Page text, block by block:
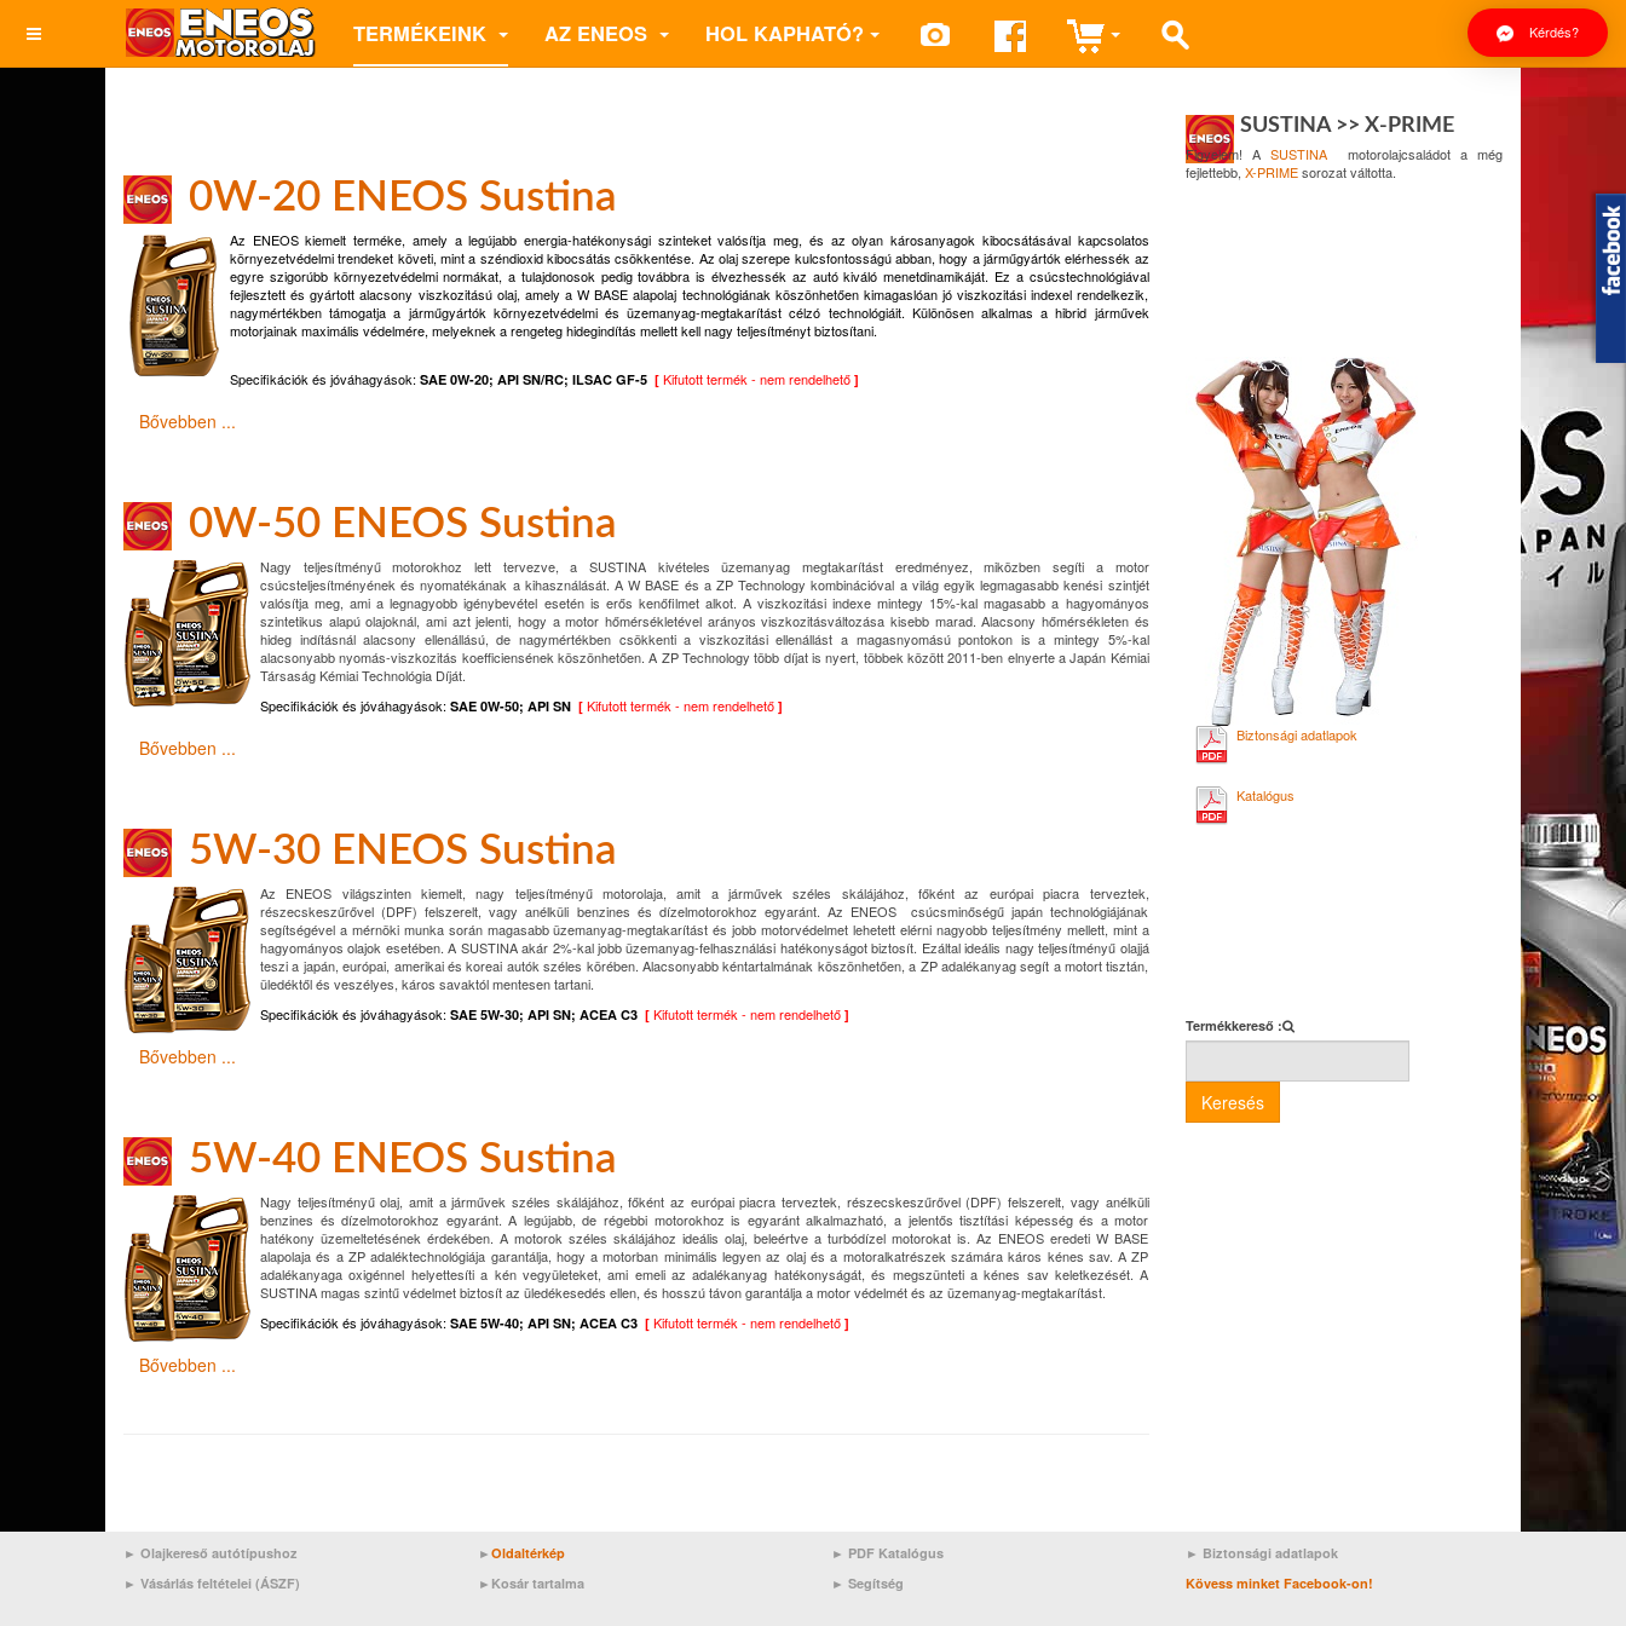
Kérdés?
TERMÉKEINK AZ ENEOS HOL KAPHATÓ?
0W-20 ENEOS Sustina
Az ENEOS kiemelt terméke, amely a legújabb energia-hatékonysági szinteket valósítja meg, és az olyan károsanyagok kibocsátásával kapcsolatos
környezetvédelmi trendeket követi, mint a széndioxid kibocsátás csökkentése. Az olaj szerepe kulcsfontosságú abban, hogy a járműgyártók elérhessék az
egyre szigorúbb környezetvédelmi normákat, a tulajdonosok pedig továbbra is élvezhessék az autó kiváló menetdinamikáját. Ez a csúcstechnológiával
fejlesztett és gyártott alacsony viszkozitású olaj, amely a W BASE alapolaj technológiának köszönhetően kimagaslóan jó viszkozitási indexel rendelkezik,
nagymértékben támogatja a járműgyártók környezetvédelmi és üzemanyag-megtakarítást célzó technológiáit. Különösen alkalmas a hibrid járművek
motorjainak maximális védelmére, melyeknek a rengeteg hidegindítás mellett kell nagy teljesítményt biztosítani.
Specifikációk és jóváhagyások: SAE 0W-20; API SN/RC; ILSAC GF-5 [ Kifutott termék - nem rendelhető ]
Bővebben ...
0W-50 ENEOS Sustina
Nagy teljesítményű motorokhoz lett tervezve, a SUSTINA kivételes üzemanyag megtakarítást eredményez, miközben segíti a motor
csúcsteljesítményének és nyomatékának a kihasználását. A W BASE és a ZP Technology kombinációval a világ egyik legmagasabb kenési szintjét
valósítja meg, ami a legnagyobb igénybevétel esetén is erős kenőfilmet alkot. A viszkozitási indexe mintegy 15%-kal magasabb a hagyományos
szintetikus alapú olajoknál, ami azt jelenti, hogy a motor hőmérsékletével arányos viszkozitásváltozása kisebb marad. Alacsony hőmérsékleten és
hideg indításnál alacsony ellenállású, de nagymértékben csökkenti a viszkozitási ellenállást a magasnyomású pontokon is a mintegy 5%-kal
alacsonyabb nyomás-viszkozitás koefficiensének köszönhetően. A ZP Technology több díjat is nyert, többek között 2011-ben elnyerte a Japán Kémiai
Társaság Kémiai Technológia Díját.
Specifikációk és jóváhagyások: SAE 0W-50; API SN [ Kifutott termék - nem rendelhető ]
Bővebben ...
5W-30 ENEOS Sustina
Az ENEOS világszinten kiemelt, nagy teljesítményű motorolaja, amit a járművek széles skálájához, főként az európai piacra terveztek,
részecskeszűrővel (DPF) felszerelt, vagy anélküli benzines és dízelmotorokhoz egyaránt. Az ENEOS csúcsminőségű japán technológiájának
segítségével a mérnöki munka során magasabb üzemanyag-megtakarítást és jobb motorvédelmet lehetett elérni nagyobb teljesítmény mellett, mint a
hagyományos olajok esetében. A SUSTINA akár 2%-kal jobb üzemanyag-felhasználási hatékonyságot biztosít. Ezáltal ideális nagy teljesítményű olajjá
teszi a japán, európai, amerikai és koreai autók széles körében. Alacsonyabb kéntartalmának köszönhetően, a ZP adalékanyag segít a motort tisztán,
üledéktől és veszélyes, káros savaktól mentesen tartani.
Specifikációk és jóváhagyások: SAE 5W-30; API SN; ACEA C3 [ Kifutott termék - nem rendelhető ]
Bővebben ...
5W-40 ENEOS Sustina
Nagy teljesítményű olaj, amit a járművek széles skálájához, főként az európai piacra terveztek, részecskeszűrővel (DPF) felszerelt, vagy anélküli
benzines és dízelmotorokhoz egyaránt. A legújabb, de régebbi motorokhoz is egyaránt alkalmazható, a jelentős tisztítási képesség és a motor
hatékony üzemeltetésének érdekében. A motorok széles skálájához ideális olaj, beleértve a turbódízel motorokat is. Az ENEOS eredeti W BASE
alapolaja és a ZP adaléktechnológiája garantálja, hogy a motorban minimális legyen az olaj és a motoralkatrészek számára káros kénes sav. A ZP
adalékanyaga oxigénnel helyettesíti a kén vegyületeket, ami emeli az adalékanyag hatékonyságát, és megszünteti a kénes sav keletkezését. A
SUSTINA magas szintű védelmet biztosít az üledékesedés ellen, és hosszú távon garantálja a motor védelmét és az üzemanyag-megtakarítást.
Specifikációk és jóváhagyások: SAE 5W-40; API SN; ACEA C3 [ Kifutott termék - nem rendelhető ]
Bővebben ...
SUSTINA >> X-PRIME
Figyelem! A SUSTINA motorolajcsaládot a még
fejlettebb, X-PRIMEsorozat váltotta.
Biztonsági adatlapok
Katalógus
Termékkereső :
Keresés
► Olajkereső autótípushoz
► Vásárlás feltételei (ÁSZF)
► Oldaltérkép
► Kosár tartalma
► PDF Katalógus
► Segítség
► Biztonsági adatlapok
Kövess minket Facebook-on!